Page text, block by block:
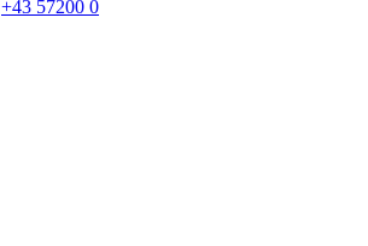
+43 57200 0